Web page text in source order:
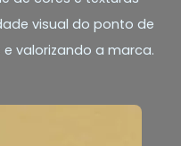
visual do ponto de
valorizando a marca.